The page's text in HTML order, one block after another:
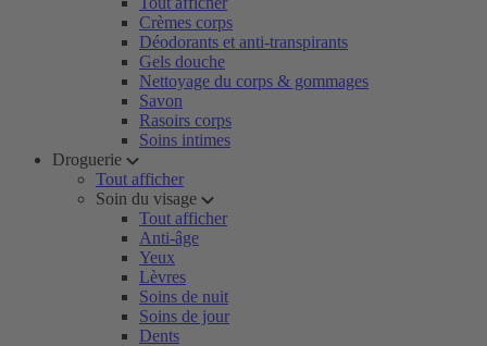
Crèmes corps
Déodorants et anti-transpirants
Gels douche
Nettoyage du corps & gommages
Savon
Rasoirs corps
Soins intimes
Droguerie
Tout afficher
Soin du visage
Tout afficher
Anti-âge
Yeux
Lèvres
Soins de nuit
Soins de jour
Dents